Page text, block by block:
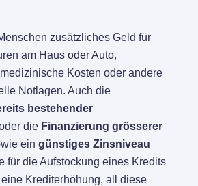
zusätzliches Geld für
am Haus oder Auto,
Kosten oder andere
Notlagen. Auch die
bestehender
die Finanzierung grösserer
ein günstiges Zinsniveau
für die Aufstockung eines Kredits
Krediterhöhung, all diese